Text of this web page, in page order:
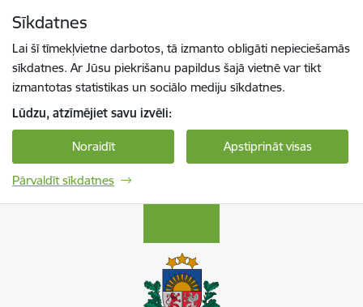
Sīkdatnes
Lai šī tīmekļvietne darbotos, tā izmanto obligāti nepieciešamās
sīkdatnes. Ar Jūsu piekrišanu papildus šajā vietnē var tikt
izmantotas statistikas un sociālo mediju sīkdatnes.
Lūdzu, atzīmējiet savu izvēli:
Noraidīt Apstiprināt visas
Pārvaldīt sīkdatnes